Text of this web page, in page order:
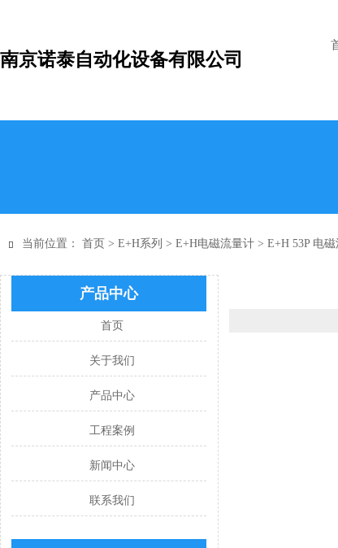
南京诺泰自动化设备有限公司
 当前位置： 首页 > E+H系列 > E+H电磁流量计 > E+H 53P 电
产品中心
首页
关于我们
产品中心
工程案例
新闻中心
联系我们